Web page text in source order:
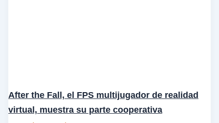
After the Fall, el FPS multijugador de realidad
virtual, muestra su parte cooperativa